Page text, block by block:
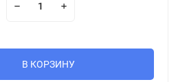
В КОРЗИНУ